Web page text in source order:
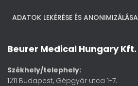
ADATOK LEKÉRÉSE ÉS ANONIMIZÁLÁSA
Beurer Medical Hungary Kft.
Székhely/telephely:
1211 Budapest, Gépgyár utca 1-7.